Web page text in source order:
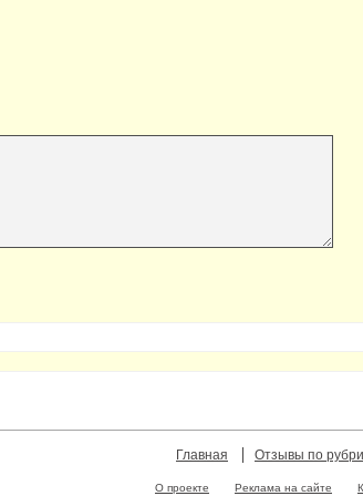
Главная Отзывы по
О проекте Реклама на сайте